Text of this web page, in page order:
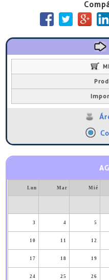
Lun Mar Mié
3 4 5
10 11 12
17 18 19
24 25 26